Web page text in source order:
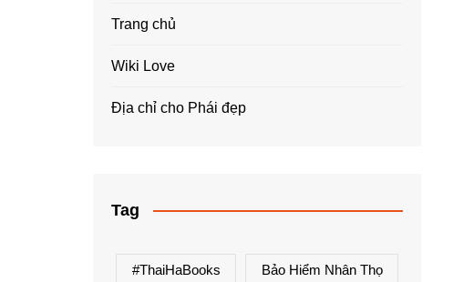
Trang chủ
Wiki Love
Địa chỉ cho Phái đẹp
Tag
#ThaiHaBooks Bảo Hiểm Nhân Thọ